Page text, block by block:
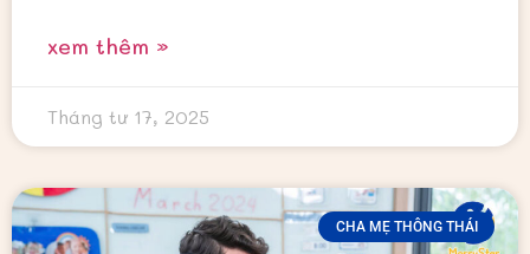
xem thêm »
Tháng tư 17, 2025
CHA MẸ THÔNG THÁI